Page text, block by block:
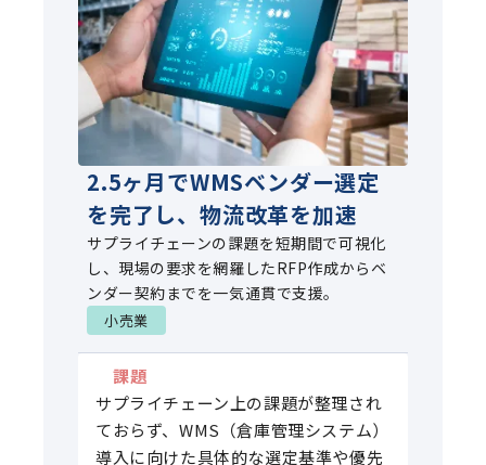
2.5ヶ月でWMSベンダー選定
を完了し、物流改革を加速
サプライチェーンの課題を短期間で可視化
し、現場の要求を網羅したRFP作成からベ
ンダー契約までを一気通貫で支援。
小売業
課題
サプライチェーン上の課題が整理され
ておらず、WMS（倉庫管理システム）
導入に向けた具体的な選定基準や優先